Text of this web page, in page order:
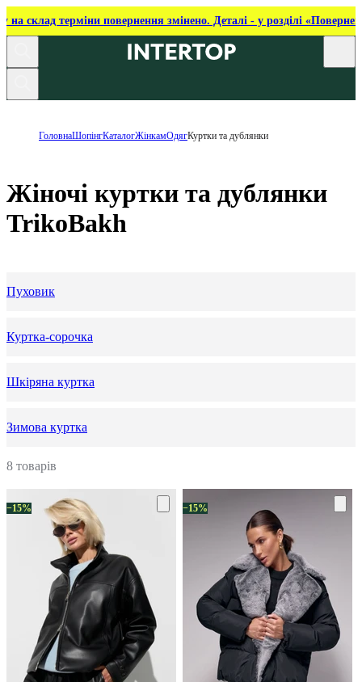
на склад терміни повернення змінено. Деталі - у розділі
ГоловнаШопінгКаталогЖінкамОдягКуртки та дублянки
Жіночі куртки та дублянки
TrikoBakh
Пуховик
Куртка-сорочка
Шкіряна куртка
Зимова куртка
8 товарів
−15% −15%